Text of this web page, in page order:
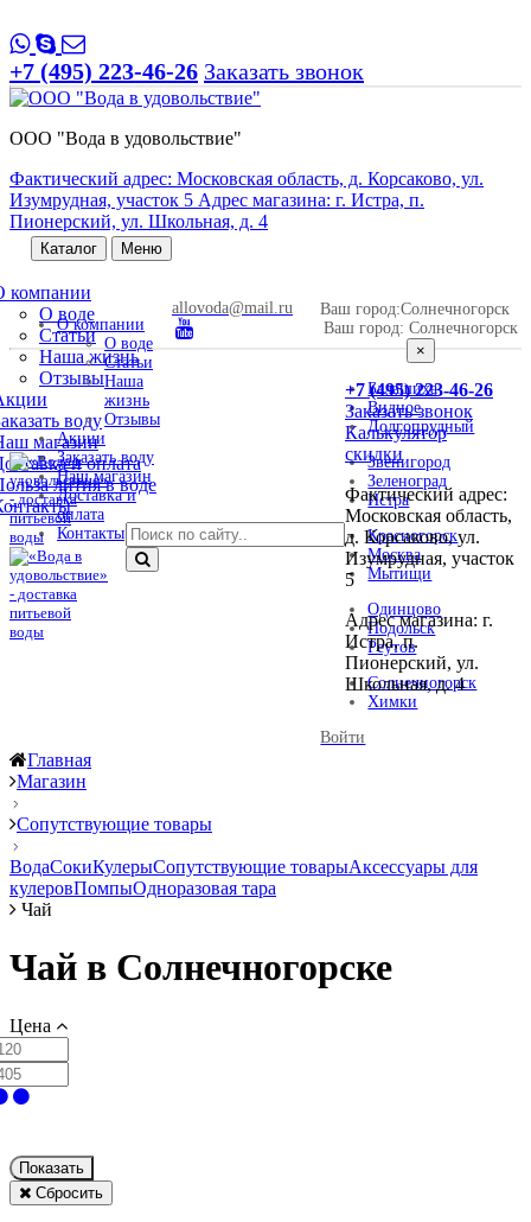
+7 (495) 223-46-26 Заказать звонок
ООО "Вода в удовольствие"
Фактический адрес: Московская область, д. Корсаково, ул.
Изумрудная, участок 5 Адрес магазина: г. Истра, п.
Пионерский, ул. Школьная, д. 4
Каталог Меню
компании
О воде
Статьи
Наша жизнь
Отзывы
воду
магазин
и оплата
лития в воде
О компании
О воде
Статьи
Наша
жизнь
Отзывы
Акции
Заказать воду
Наш магазин
Доставка и
оплата
Контакты
allovoda@mail.ru Ваш город:Солнечногорск
Ваш город:Солнечногорск
×
Балашиха
Видное
Долгопрудный
Звенигород
Зеленоград
Истра
Красногорск
Москва
Мытищи
Одинцово
Подольск
Реутов
Солнечногорск
Химки
Войти
+7 (495) 223-46-26
Заказать звонок
Калькулятор
скидки
Фактический адрес:
Московская область,
д. Корсаково, ул.
Изумрудная, участок
5
Адрес магазина: г.
Истра, п.
Пионерский, ул.
Школьная, д. 4
Главная
Магазин
Сопутствующие товары
ВодаСокиКулерыСопутствующие товарыАксессуары для
кулеровПомпыОдноразовая тара
Чай
Чай в Солнечногорске
Цена
Показать
Сбросить